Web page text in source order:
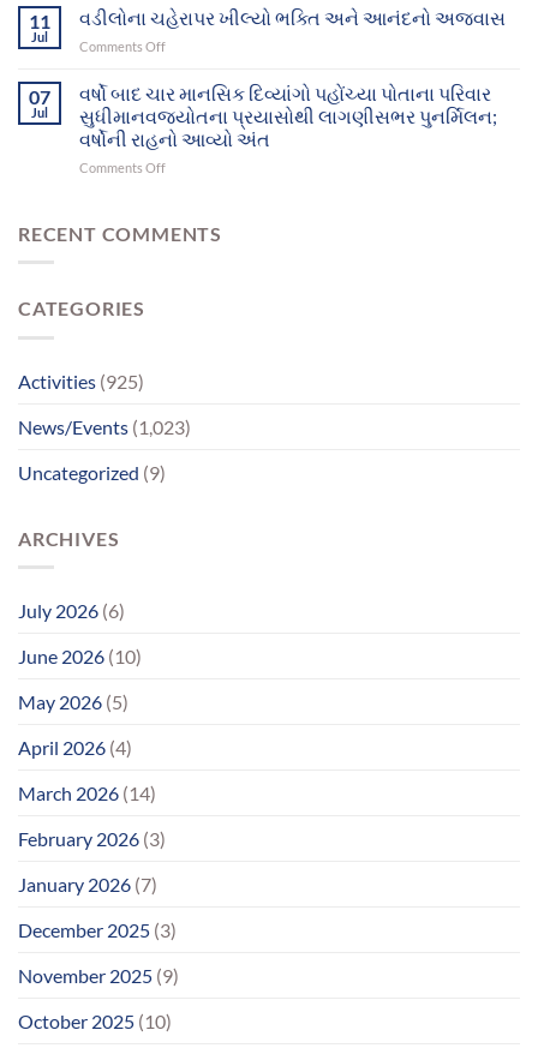
સુધી
પરિવાર
સુધી
રાહ
જોતા
દુનિયા
ગયા,
પિતાએ
માનસિક
મિલન
11
Jul
વડીલોના ચહેરાપર ખીલ્યો ભક્તિ અને આનંદનો અજવાસ
Comments Offon
ચહેરાપર
ખીલ્યો
ભક્તિ
અને
આનંદનો
07
Jul
વર્ષો બાદ ચાર માનસિક દિવ્યાંગો પહોંચ્યા પોતાના પરિવાર
સુધીમાનવજ્યોતના પ્રયાસોથી લાગણીસભર પુનર્મિલન;
વર્ષોની રાહનો આવ્યો અંત
Comments Offon
ચાર
વર્ષોની
RECENT COMMENTS
CATEGORIES
Activities (925)
News/Events (1,023)
Uncategorized (9)
ARCHIVES
July 2026 (6)
June 2026 (10)
May 2026 (5)
April 2026 (4)
March 2026 (14)
February 2026 (3)
January 2026 (7)
December 2025 (3)
November 2025 (9)
October 2025 (10)